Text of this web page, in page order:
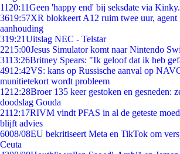
11 20:11Geen 'happy end' bij seksdate via
3619:57XR blokkeert A12 ruim twee uur, agent
aanhouding
319:21Uitslag NEC - Telstar
2215:00Jesus Simulator komt naar Nintendo
3113:26Britney Spears: "Ik geloof dat ik heb
4912:42VS: kans op Russische aanval op
munitietekort wordt probleem
1212:28Broer 135 keer gestoken en gesneden:
doodslag Gouda
2112:17RIVM vindt PFAS in al de geteste
blijft advies
6008/08EU bekritiseert Meta en TikTok om
Ceuta